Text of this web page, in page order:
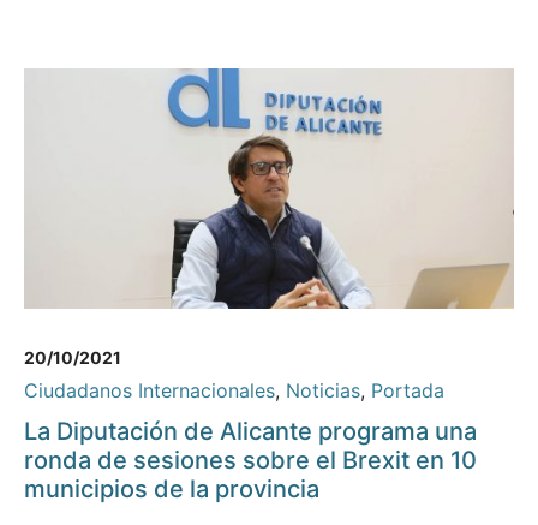
20/10/2021
Ciudadanos Internacionales, Noticias, Portada
La Diputación de Alicante programa una
ronda de sesiones sobre el Brexit en 10
municipios de la provincia